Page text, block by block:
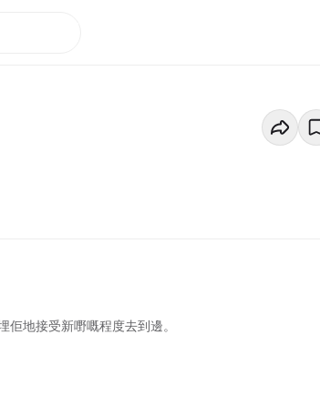
地接受新嘢嘅程度去到邊。